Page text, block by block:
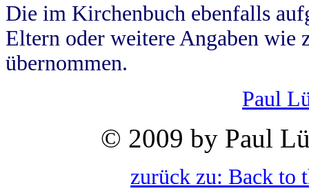
Die im Kirchenbuch ebenfalls
Eltern oder weitere Angaben wie
übernommen.
Paul
© 2009 by Paul
zurück zu: Back to